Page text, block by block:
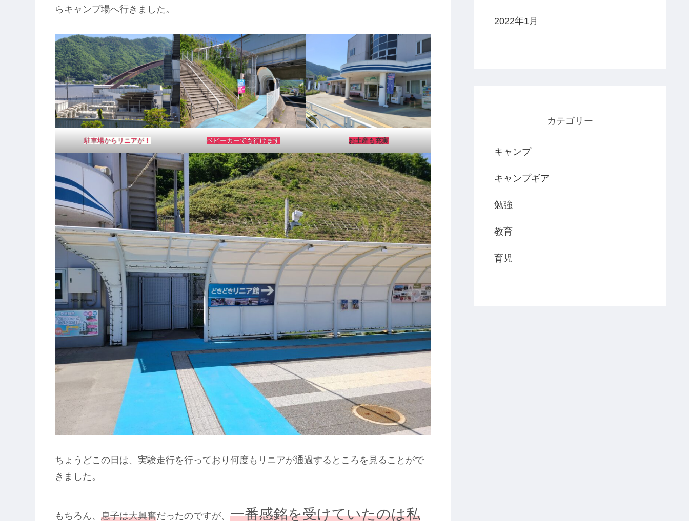
らキャンプ場へ行きました。
駐車場からリニアが！ ベビーカーでも行けます お土産も充実
ちょうどこの日は、実験走行を行っており何度もリニアが通過するところを見ることがで
きました。
もちろん、 息子は大興奮だったのですが、 一番感銘を受けていたのは私
2022年1月
カテゴリー
キャンプ
キャンプギア
勉強
教育
育児